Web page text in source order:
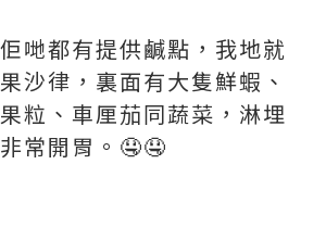
哋都有提供鹹點，我地就
沙律，裏面有大隻鮮蝦、
粒、車厘茄同蔬菜，淋埋
常開胃。🤤🤤